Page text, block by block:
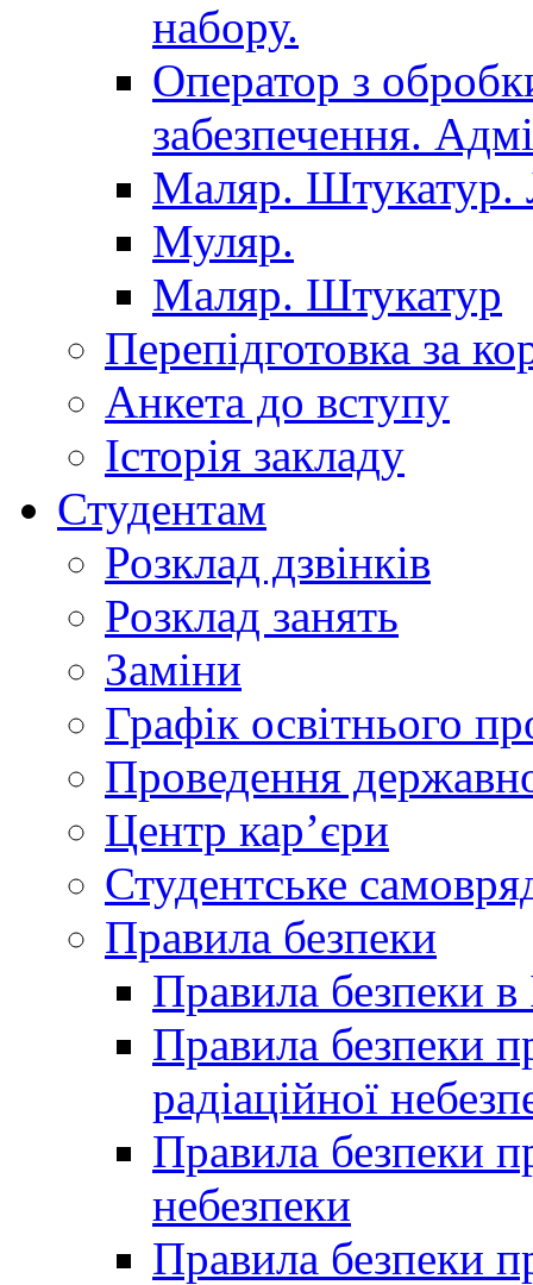
набору.
Оператор з
забезпечення.
Маляр. Штукатур.
Муляр.
Маляр. Штукатур
Перепідготовка за
Анкета до вступу
Історія закладу
Студентам
Розклад дзвінків
Розклад занять
Заміни
Графік освітнього
Проведення
Центр кар’єри
Студентське
Правила безпеки
Правила безпеки в
Правила безпеки
радіаційної
Правила безпеки
небезпеки
Правила безпеки